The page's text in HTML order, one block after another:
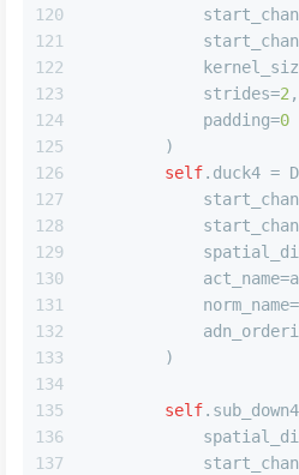
120
121
122
123
124
125
126
127
128
129
130
131
132
133
134
135
136
137
            strides=
2 ,
            padding=
0
        )
self.duck4 =
        )
self